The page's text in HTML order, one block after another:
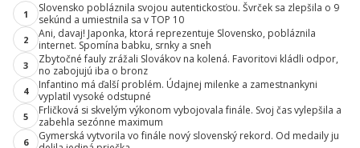
1
Slovensko pobláznila svojou autentickosťou. Švrček sa zlepšila o 9
sekúnd a umiestnila sa v TOP 10
2
Ani, davaj! Japonka, ktorá reprezentuje Slovensko, pobláznila
internet. Spomína babku, srnky a sneh
3
Zbytočné fauly zrážali Slovákov na kolená. Favoritovi kládli odpor,
no zabojujú iba o bronz
4
Infantino má ďalší problém. Údajnej milenke a zamestnankyni
vyplatil vysoké odstupné
5
Frličková si skvelým výkonom vybojovala finále. Svoj čas vylepšila a
zabehla sezónne maximum
6
Gymerská vytvorila vo finále nový slovenský rekord. Od medaily ju